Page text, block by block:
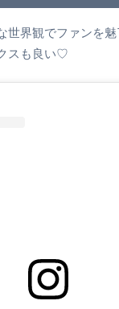
世界観でファンを魅
スも良い♡